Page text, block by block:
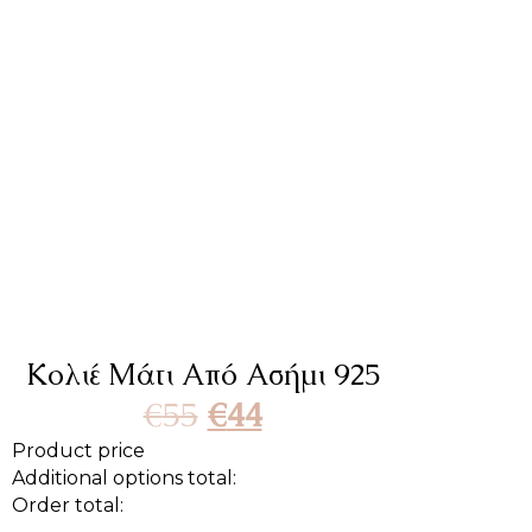
Κολιέ Μάτι Από Ασήμι 925
€55 Original
was:
€44Η
Product price
Additional options total:
Order total: